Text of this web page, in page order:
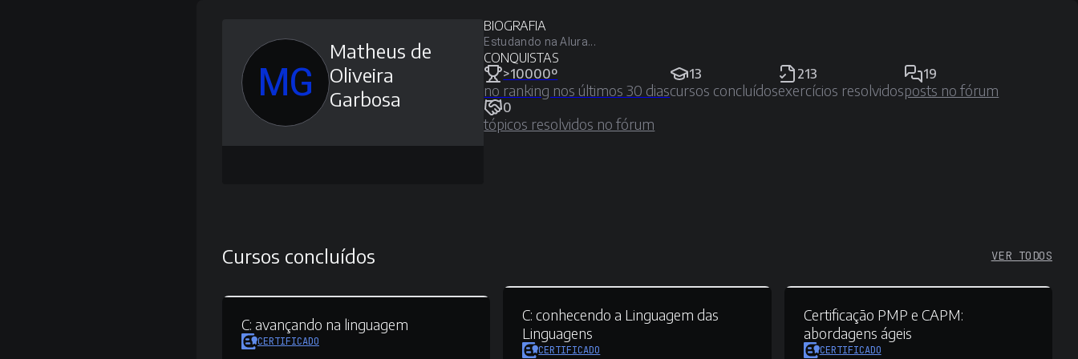
MG
Matheus de
Oliveira
Garbosa
BIOGRAFIA
Estudando na Alura...
CONQUISTAS
>10000º
no ranking nos últimos 30 dias
13
cursos concluídos
213
exercícios resolvidos
19
posts no fórum
0
tópicos resolvidos no fórum
Cursos concluídos VER TODOS
C: avançando na linguagem
CERTIFICADO
C: conhecendo a Linguagem das
Linguagens
CERTIFICADO
Certificação PMP e CAPM:
abordagens ágeis
CERTIFICADO